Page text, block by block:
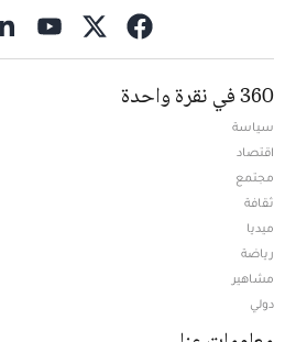
360 في نقرة واحدة
سياسة
اقتصاد
مجتمع
ثقافة
ميديا
رياضة
مشاهير
دولي